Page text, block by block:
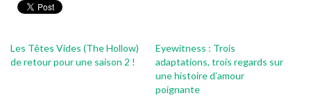
Les Têtes Vides (The Hollow)
de retour pour une saison 2 !
Eyewitness : Trois
adaptations, trois regards sur
une histoire d’amour
poignante